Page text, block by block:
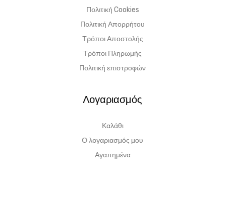
Πολιτική Cookies
Πολιτική Απορρήτου
Τρόποι Αποστολής
Τρόποι Πληρωμής
Πολιτική επιστροφών
Λογαριασμός
Καλάθι
Ο λογαριασμός μου
Αγαπημένα